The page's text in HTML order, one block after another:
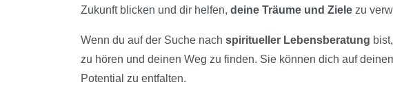
Zukunft blicken und dir helfen, deine Träume und Ziele zu
Wenn du auf der Suche nach spiritueller Lebensberatung
zu hören und deinen Weg zu finden. Sie können dich auf
Potential zu entfalten.